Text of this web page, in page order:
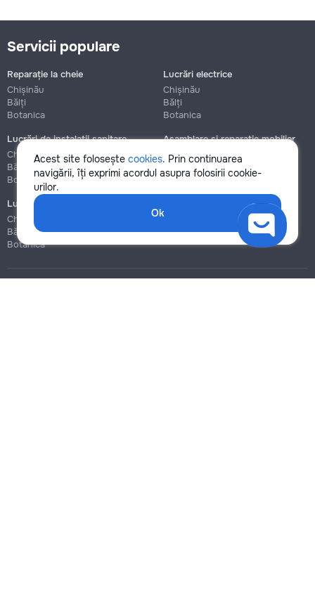
Acest site folosește cookies. Prin continuarea
navigării, îți exprimi acordul asupra folosirii cookie-
urilor.
Ok
Servicii populare
Reparație la cheie
Chișinău
Bălți
Botanica
Lucrări electrice
Chișinău
Bălți
Botanica
Lucrări de instalații sanitare
Chișinău
Bălți
Botanica
Asamblare și reparație mobilier
Chișinău
Botanica
Lucrări de construcție și instalare
Chișinău
Bălți
Botanica